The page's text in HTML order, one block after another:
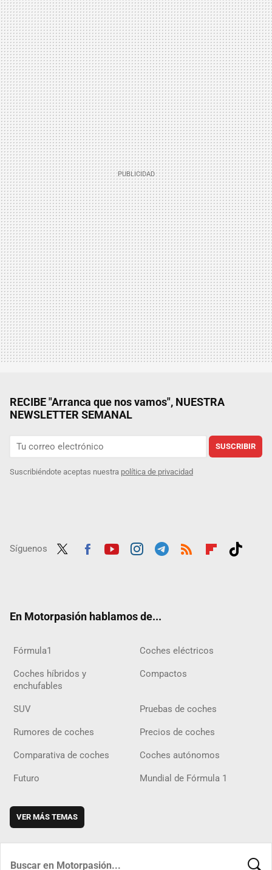
RECIBE "Arranca que nos vamos", NUESTRA
NEWSLETTER SEMANAL
SUSCRIBIR
Suscribiéndote aceptas nuestra política de privacidad
Síguenos
En Motorpasión hablamos de...
Fórmula1 Coches eléctricos
Coches híbridos y
enchufables
Compactos
SUV Pruebas de coches
Rumores de coches Precios de coches
Comparativa de coches Coches autónomos
Futuro Mundial de Fórmula 1
VER MÁS TEMAS